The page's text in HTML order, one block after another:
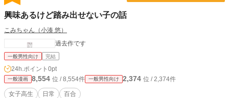
興味あるけど踏み出せない子の話
こみちゃん（小湊 悠）
過去作です
一般男性向け 完結
24h.ポイント 0pt
一般漫画 8,554 位 / 8,554件 一般男性向け 2,374 位 / 2,374件
女子高生 日常 百合